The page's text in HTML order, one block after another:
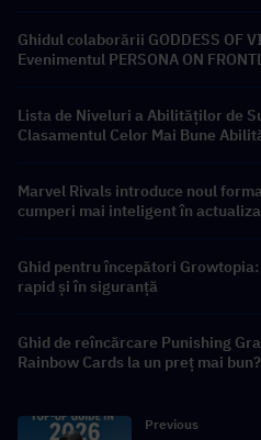
Ghidul colaborării GODDESS OF
Evenimentul PERSONA ON
Lista de Niveluri a Abilităților de
Clasamentul Celor Mai Bune
Marvel Rivals introduce noul
cumperi mai inteligent în
Ghid pentru începători
rapid și în siguranță
Ghid de reîncărcare Punishing
Rainbow Cards la un preț mai bun?
Previous